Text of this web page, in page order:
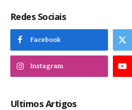
Redes Sociais
Facebook
Instagram
Ultimos Artigos